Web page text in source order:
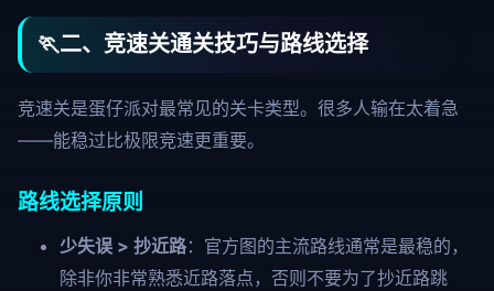
🏃二、竞速关通关技巧与路线选择
竞速关是蛋仔派对最常见的关卡类型。很多人输在太着急
——能稳过比极限竞速更重要。
路线选择原则
少失误 > 抄近路：官方图的主流路线通常是最稳的，
除非你非常熟悉近路落点，否则不要为了抄近路跳